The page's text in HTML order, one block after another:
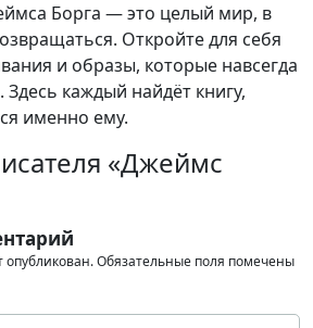
Борга — это целый мир, в
Откройте для себя
и образы, которые навсегда
каждый найдёт книгу,
именно ему.
«Джеймс
опубликован.Обязательные поля помечены